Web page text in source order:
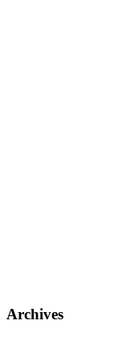
Archives